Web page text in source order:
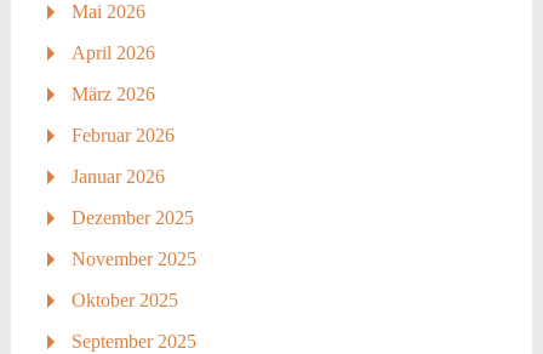
Mai 2026
April 2026
März 2026
Februar 2026
Januar 2026
Dezember 2025
November 2025
Oktober 2025
September 2025